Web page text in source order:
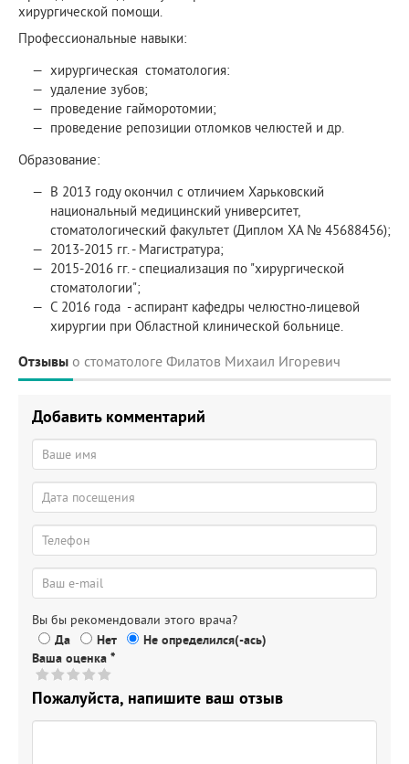
хирургической помощи.
Профессиональные навыки:
хирургическая стоматология:
удаление зубов;
проведение гайморотомии;
проведение репозиции отломков челюстей и др.
Образование:
В 2013 году окончил с отличием Харьковский
национальный медицинский университет,
стоматологический факультет (Диплом ХА № 45688456);
2013-2015 гг. - Магистратура;
2015-2016 гг. - специализация по "хирургической
стоматологии";
С 2016 года - аспирант кафедры челюстно-лицевой
хирургии при Областной клинической больнице.
Отзывы о стоматологе Филатов Михаил Игоревич
Добавить комментарий
Вы бы рекомендовали этого врача?
Да
Нет
Не определился(-ась)
Ваша оценка *
Пожалуйста, напишите ваш отзыв